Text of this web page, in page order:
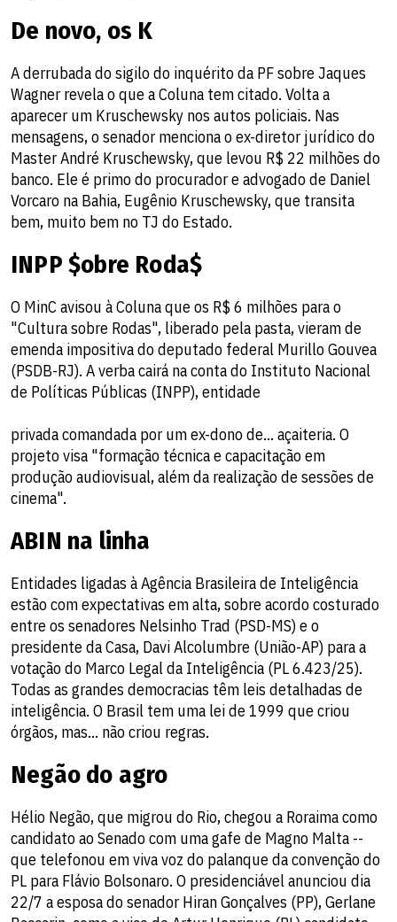
De novo, os K
A derrubada do sigilo do inquérito da PF sobre Jaques
Wagner revela o que a Coluna tem citado. Volta a
aparecer um Kruschewsky nos autos policiais. Nas
mensagens, o senador menciona o ex-diretor jurídico do
Master André Kruschewsky, que levou R$ 22 milhões do
banco. Ele é primo do procurador e advogado de Daniel
Vorcaro na Bahia, Eugênio Kruschewsky, que transita
bem, muito bem no TJ do Estado.
INPP $obre Roda$
O MinC avisou à Coluna que os R$ 6 milhões para o
"Cultura sobre Rodas", liberado pela pasta, vieram de
emenda impositiva do deputado federal Murillo Gouvea
(PSDB-RJ). A verba cairá na conta do Instituto Nacional
de Políticas Públicas (INPP), entidade
privada comandada por um ex-dono de... açaiteria. O
projeto visa "formação técnica e capacitação em
produção audiovisual, além da realização de sessões de
cinema".
ABIN na linha
Entidades ligadas à Agência Brasileira de Inteligência
estão com expectativas em alta, sobre acordo costurado
entre os senadores Nelsinho Trad (PSD-MS) e o
presidente da Casa, Davi Alcolumbre (União-AP) para a
votação do Marco Legal da Inteligência (PL 6.423/25).
Todas as grandes democracias têm leis detalhadas de
inteligência. O Brasil tem uma lei de 1999 que criou
órgãos, mas... não criou regras.
Negão do agro
Hélio Negão, que migrou do Rio, chegou a Roraima como
candidato ao Senado com uma gafe de Magno Malta --
que telefonou em viva voz do palanque da convenção do
PL para Flávio Bolsonaro. O presidenciável anunciou dia
22/7 a esposa do senador Hiran Gonçalves (PP), Gerlane